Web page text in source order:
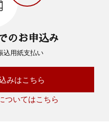
のお申込み
込用紙支払い
みはこちら
ついてはこちら